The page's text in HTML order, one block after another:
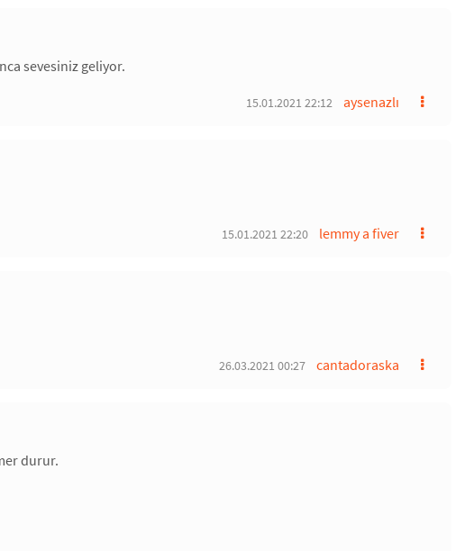
sevesiniz geliyor.
aysenazlı
15.01.2021 22:12
lemmy a fiver
15.01.2021 22:20
cantadoraska
26.03.2021 00:27
durur.